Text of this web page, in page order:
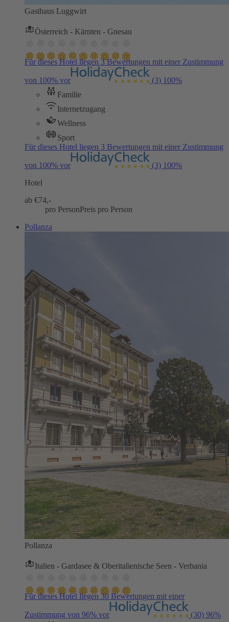
Gasthaus Luggwirt
Österreich - Kärnten - Gnesau
Für dieses Hotel liegen 3 Bewertungen mit einer Zustimmung
von 100% vor (3) 100%
Familie
Internetzugang
Wellness
Sport
Für dieses Hotel liegen 3 Bewertungen mit einer Zustimmung
von 100% vor (3) 100%
Hotel
ab €74,-
pro PersonPreis pro Person
Pollanza
Pollanza
Italien - Gardasee & Oberitalienische Seen - Verbania
Für dieses Hotel liegen 30 Bewertungen mit einer
Zustimmung von 96% vor (30) 96%